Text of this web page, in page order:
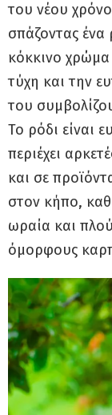
του νέου
σπάζοντας ένα
κόκκινο χρώμα
τύχη και την
του
Το ρόδι είναι
περιέχει
και σε
στον κήπο,
ωραία και
όμορφους